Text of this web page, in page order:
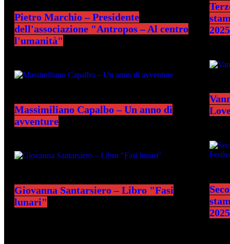
Pietro Marchio – Presidente
dell'associazione "Antropos – Al centro
l'umanità"
Massimiliano Capalbo – Un anno di
avventure
Giovanna Santarsiero – Libro "Fasi
lunari"